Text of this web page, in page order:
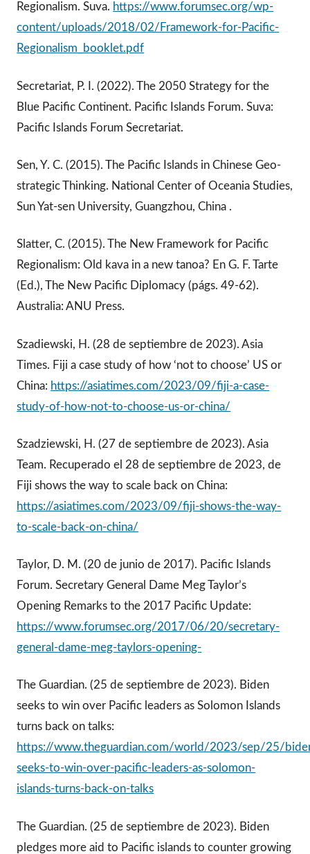
Regionalism. Suva. https://www.forumsec.org/wp-
content/uploads/2018/02/Framework-for-Pacific-
Regionalism_booklet.pdf
Secretariat, P. I. (2022). The 2050 Strategy for the
Blue Pacific Continent. Pacific Islands Forum. Suva:
Pacific Islands Forum Secretariat.
Sen, Y. C. (2015). The Pacific Islands in Chinese Geo‐
strategic Thinking. National Center of Oceania Studies,
Sun Yat-sen University, Guangzhou, China .
Slatter, C. (2015). The New Framework for Pacific
Regionalism: Old kava in a new tanoa? En G. F. Tarte
(Ed.), The New Pacific Diplomacy (págs. 49-62).
Australia: ANU Press.
Szadiewski, H. (28 de septiembre de 2023). Asia
Times. Fiji a case study of how ‘not to choose’ US or
China: https://asiatimes.com/2023/09/fiji-a-case-
study-of-how-not-to-choose-us-or-china/
Szadziewski, H. (27 de septiembre de 2023). Asia
Team. Recuperado el 28 de septiembre de 2023, de
Fiji shows the way to scale back on China:
https://asiatimes.com/2023/09/fiji-shows-the-way-
to-scale-back-on-china/
Taylor, D. M. (20 de junio de 2017). Pacific Islands
Forum. Secretary General Dame Meg Taylor’s
Opening Remarks to the 2017 Pacific Update:
https://www.forumsec.org/2017/06/20/secretary-
general-dame-meg-taylors-opening-
The Guardian. (25 de septiembre de 2023). Biden
seeks to win over Pacific leaders as Solomon Islands
turns back on talks:
https://www.theguardian.com/world/2023/sep/25/
seeks-to-win-over-pacific-leaders-as-solomon-
islands-turns-back-on-talks
The Guardian. (25 de septiembre de 2023). Biden
pledges more aid to Pacific islands to counter growing